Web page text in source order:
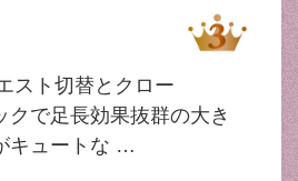
スト切替とクロー
クで足長効果抜群の大き
キュートな …